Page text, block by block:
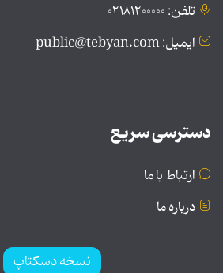
تلفن: ۰۲۱۸۱۲۰۰۰۰۰
ایمیل: public@tebyan.com
دسترسی سریع
ارتباط با ما
درباره ما
نسخه دسکتاپ